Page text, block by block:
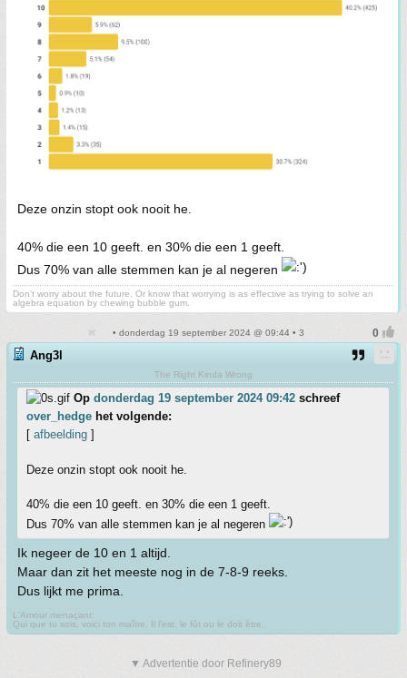
Deze onzin stopt ook nooit he.
40% die een 10 geeft. en 30% die een 1 geeft.
Dus 70% van alle stemmen kan je al negeren
Don't worry about the future. Or know that worrying is as effective as trying to solve an
algebra equation by chewing bubble gum.
• donderdag 19 september 2024 @ 09:44 • 3
Ang3l
The Right Kinda Wrong
Op donderdag 19 september 2024 09:42 schreef
over_hedge het volgende:
[ afbeelding ]
Deze onzin stopt ook nooit he.
40% die een 10 geeft. en 30% die een 1 geeft.
Dus 70% van alle stemmen kan je al negeren
Ik negeer de 10 en 1 altijd.
Maar dan zit het meeste nog in de 7-8-9 reeks.
Dus lijkt me prima.
L'Amour menaçant:
Qui que tu sois, voici ton maître. Il l'est, le fût ou le doit être.
▼ Advertentie door Refinery89